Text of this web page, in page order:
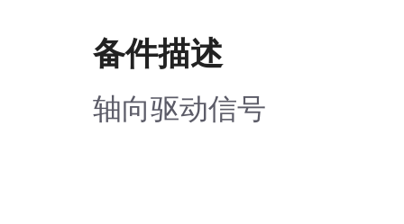
备件描述
轴向驱动信号